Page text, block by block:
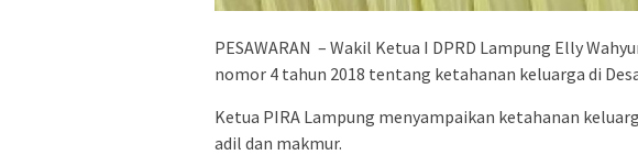
PESAWARAN – Wakil Ketua I DPRD Lampung Elly
nomor 4 tahun 2018 tentang ketahanan keluarga di
Ketua PIRA Lampung menyampaikan ketahanan
adil dan makmur.